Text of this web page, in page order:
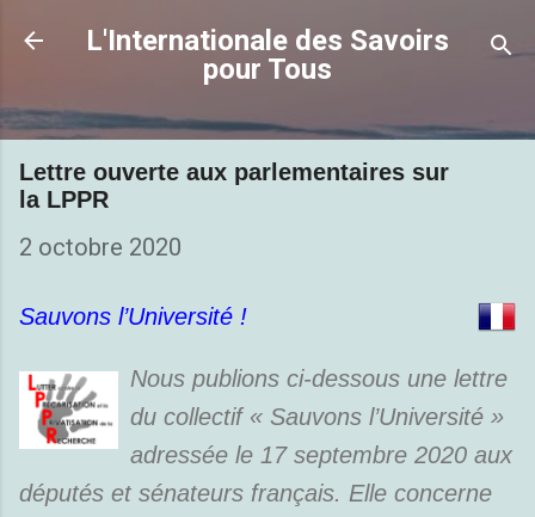
Accéder au contenu principal
L'Internationale des Savoirs
pour Tous
Lettre ouverte aux parlementaires sur
la LPPR
2 octobre 2020
Sauvons l’Université !
Nous publions ci-dessous une lettre
du collectif « Sauvons l’Université »
adressée le 17 septembre 2020 aux
députés et sénateurs français. Elle concerne